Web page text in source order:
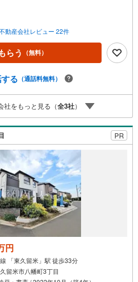
営業時間 10:00～18:00】この時間帯は
わせがスムーズです。住み替えをご希
証付売却プランがございます。お気軽
さい。●狭山市駅徒歩13分●新規内外装
境良好●本下水◇当社の強みは（1）リフ
再販事業を行っている為、お客様に最適
7社を保有しておりますので、ご予算・ご
富に取り揃えております。またリフォー
す。◇インターネット予約で当日現地見
［室内・現地を見学する］をクリック
内をご希望の方は「ご要望・ご質問欄」
ください！
動産会社レビュー 22件
らう （無料）
る （通話料無料）
社をもっと見る（全3社）
PR
円
「東久留米」駅 徒歩33分
留米市八幡町3丁目